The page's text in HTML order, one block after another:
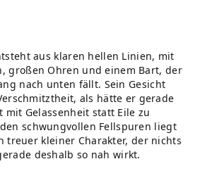
aus klaren hellen Linien, mit
großen Ohren und einem Bart, der
nach unten fällt. Sein Gesicht
als hätte er gerade
mit Gelassenheit statt Eile zu
schwungvollen Fellspuren liegt
treuer kleiner Charakter, der nichts
deshalb so nah wirkt.